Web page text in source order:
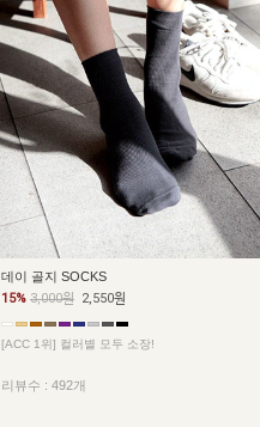
데이 골지 SOCKS
15% 3,000원 2,550원
[ACC 1위] 컬러별 모두 소장!
리뷰수 : 492개